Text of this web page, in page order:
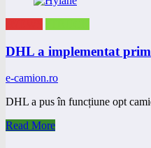
DHL a implementat
e-camion.ro
DHL a pus în funcțiune opt
Read More